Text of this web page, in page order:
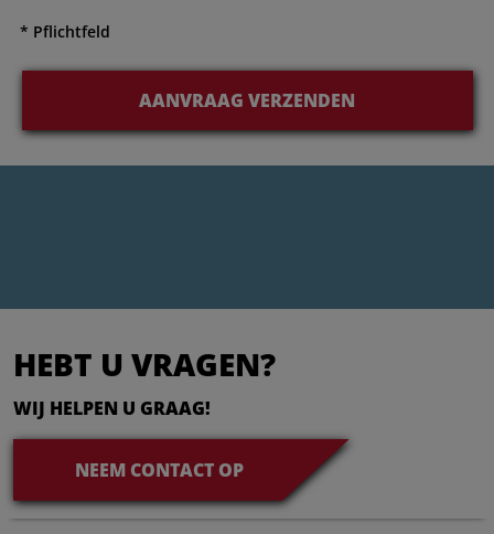
* Pflichtfeld
AANVRAAG VERZENDEN
HEBT U VRAGEN?
WIJ HELPEN U GRAAG!
NEEM CONTACT OP